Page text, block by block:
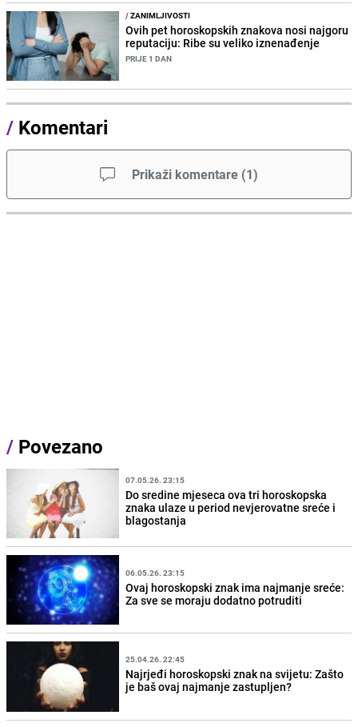
/ZANIMLJIVOSTI
Ovih pet horoskopskih znakova nosi najgoru
reputaciju: Ribe su veliko iznenađenje
PRIJE 1 DAN
/ Komentari
Prikaži komentare (1)
/ Povezano
07.05.26. 23:15
Do sredine mjeseca ova tri horoskopska
znaka ulaze u period nevjerovatne sreće i
blagostanja
06.05.26. 23:15
Ovaj horoskopski znak ima najmanje sreće:
Za sve se moraju dodatno potruditi
25.04.26. 22:45
Najrjeđi horoskopski znak na svijetu: Zašto
je baš ovaj najmanje zastupljen?